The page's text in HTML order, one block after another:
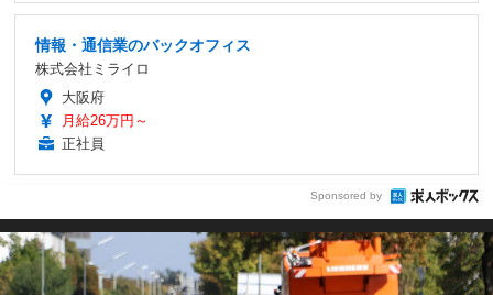
情報・通信業のバックオフィス
株式会社ミライロ
大阪府
月給26万円～
正社員
Sponsored by